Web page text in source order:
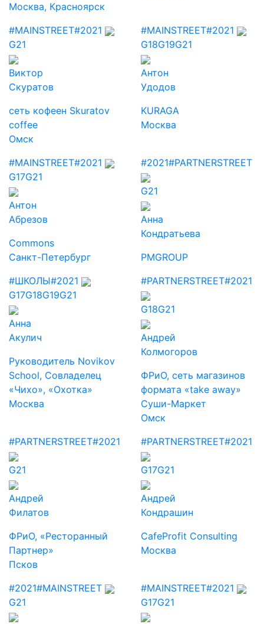
Москва, Красноярск
#MAINSTREET#2021
G21
Виктор
Скуратов
сеть кофеен Skuratov
coffee
Омск
#MAINSTREET#2021
G18G19G21
Антон
Удодов
KURAGA
Москва
#MAINSTREET#2021
G17G21
Антон
Абрезов
Commons
Санкт-Петербург
#2021#PARTNERSTREET
G21
Анна
Кондратьева
PMGROUP
#ШКОЛЫ#2021
G17G18G19G21
Анна
Акулич
Руководитель Novikov
School, Совладелец
«Чихо», «Охотка»
Москва
#PARTNERSTREET#2021
G18G21
Андрей
Колмогоров
ФРиО, сеть магазинов
формата «take away»
Суши-Маркет
Омск
#PARTNERSTREET#2021
G21
Андрей
Филатов
ФРиО, «Ресторанный
Партнер»
Псков
#PARTNERSTREET#2021
G17G21
Андрей
Кондрашин
CafeProfit Consulting
Москва
#2021#MAINSTREET
G21
#MAINSTREET#2021
G17G21